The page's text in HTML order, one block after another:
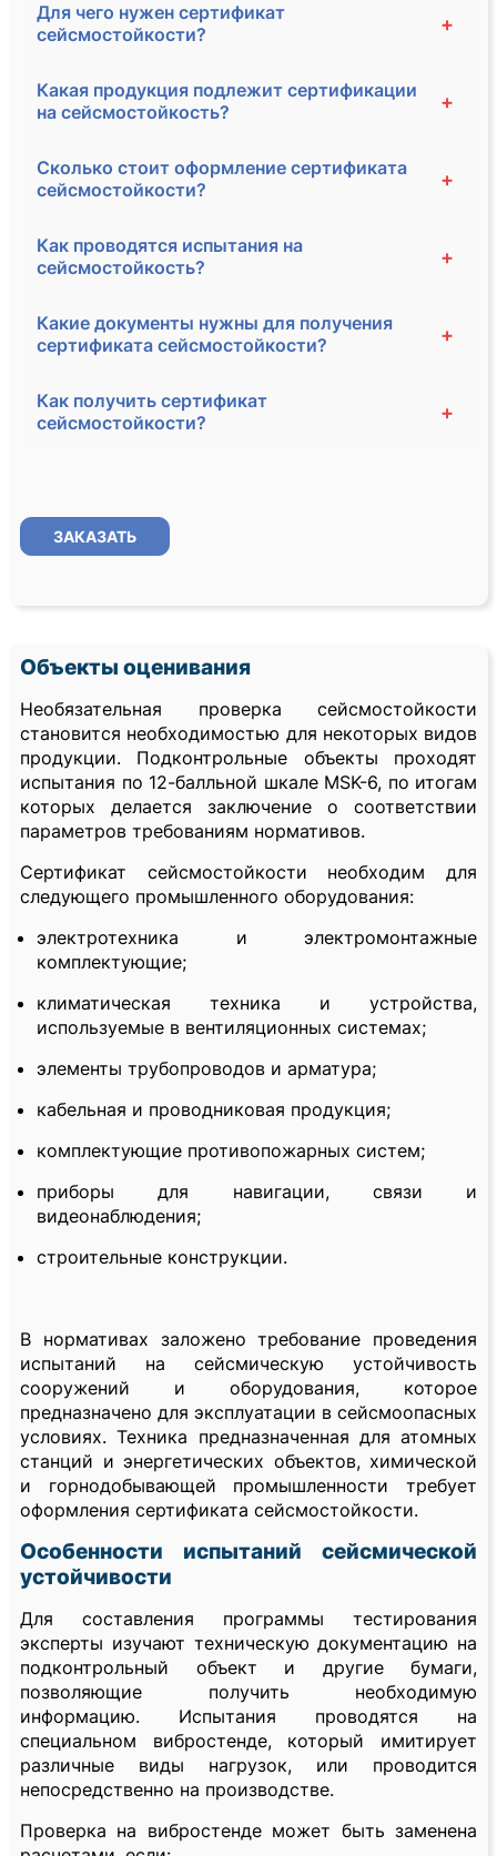
Для чего нужен сертификат
сейсмостойкости?
+
Какая продукция подлежит сертификации
на сейсмостойкость?
+
Сколько стоит оформление сертификата
сейсмостойкости?
+
Как проводятся испытания на
сейсмостойкость?
+
Какие документы нужны для получения
сертификата сейсмостойкости?
+
Как получить сертификат
сейсмостойкости?
+
ЗАКАЗАТЬ
Объекты оценивания
Необязательная проверка сейсмостойкости
становится необходимостью для некоторых видов
продукции. Подконтрольные объекты проходят
испытания по 12-балльной шкале MSK-6, по итогам
которых делается заключение о соответствии
параметров требованиям нормативов.
Сертификат сейсмостойкости необходим для
следующего промышленного оборудования:
электротехника и электромонтажные
комплектующие;
климатическая техника и устройства,
используемые в вентиляционных системах;
элементы трубопроводов и арматура;
кабельная и проводниковая продукция;
комплектующие противопожарных систем;
приборы для навигации, связи и
видеонаблюдения;
строительные конструкции.
В нормативах заложено требование проведения
испытаний на сейсмическую устойчивость
сооружений и оборудования, которое
предназначено для эксплуатации в сейсмоопасных
условиях. Техника предназначенная для атомных
станций и энергетических объектов, химической
и горнодобывающей промышленности требует
оформления сертификата сейсмостойкости.
Особенности испытаний сейсмической
устойчивости
Для составления программы тестирования
эксперты изучают техническую документацию на
подконтрольный объект и другие бумаги,
позволяющие получить необходимую
информацию. Испытания проводятся на
специальном вибростенде, который имитирует
различные виды нагрузок, или проводится
непосредственно на производстве.
Проверка на вибростенде может быть заменена